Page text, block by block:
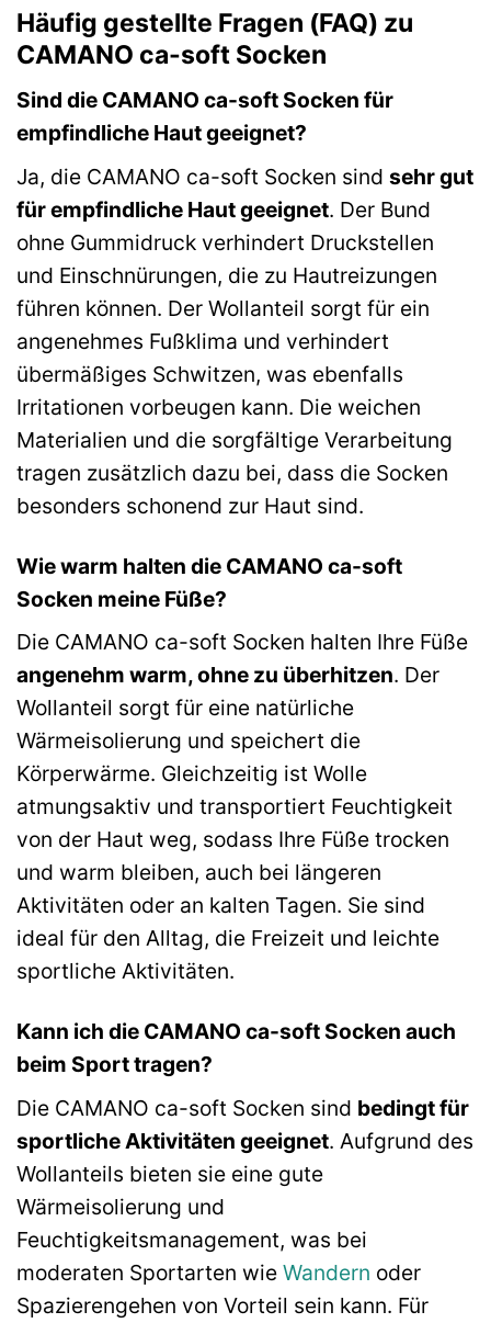
Häufig gestellte Fragen (FAQ) zu
CAMANO ca-soft Socken
Sind die CAMANO ca-soft Socken für
empfindliche Haut geeignet?
Ja, die CAMANO ca-soft Socken sind sehr gut
für empfindliche Haut geeignet. Der Bund
ohne Gummidruck verhindert Druckstellen
und Einschnürungen, die zu Hautreizungen
führen können. Der Wollanteil sorgt für ein
angenehmes Fußklima und verhindert
übermäßiges Schwitzen, was ebenfalls
Irritationen vorbeugen kann. Die weichen
Materialien und die sorgfältige Verarbeitung
tragen zusätzlich dazu bei, dass die Socken
besonders schonend zur Haut sind.
Wie warm halten die CAMANO ca-soft
Socken meine Füße?
Die CAMANO ca-soft Socken halten Ihre Füße
angenehm warm, ohne zu überhitzen. Der
Wollanteil sorgt für eine natürliche
Wärmeisolierung und speichert die
Körperwärme. Gleichzeitig ist Wolle
atmungsaktiv und transportiert Feuchtigkeit
von der Haut weg, sodass Ihre Füße trocken
und warm bleiben, auch bei längeren
Aktivitäten oder an kalten Tagen. Sie sind
ideal für den Alltag, die Freizeit und leichte
sportliche Aktivitäten.
Kann ich die CAMANO ca-soft Socken auch
beim Sport tragen?
Die CAMANO ca-soft Socken sind bedingt für
sportliche Aktivitäten geeignet. Aufgrund des
Wollanteils bieten sie eine gute
Wärmeisolierung und
Feuchtigkeitsmanagement, was bei
moderaten Sportarten wie Wandern oder
Spazierengehen von Vorteil sein kann. Für